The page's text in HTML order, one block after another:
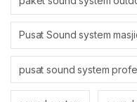
Pusat Sound system
pusat sound system